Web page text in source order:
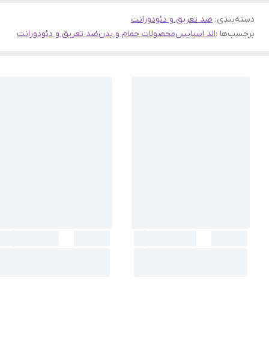
دسته‌بندی: ضد تعریق و دئودورانت
برچسب‌ها :الد اسپایسمحصولات حمام و بدنضد تعریق و دئودورانت